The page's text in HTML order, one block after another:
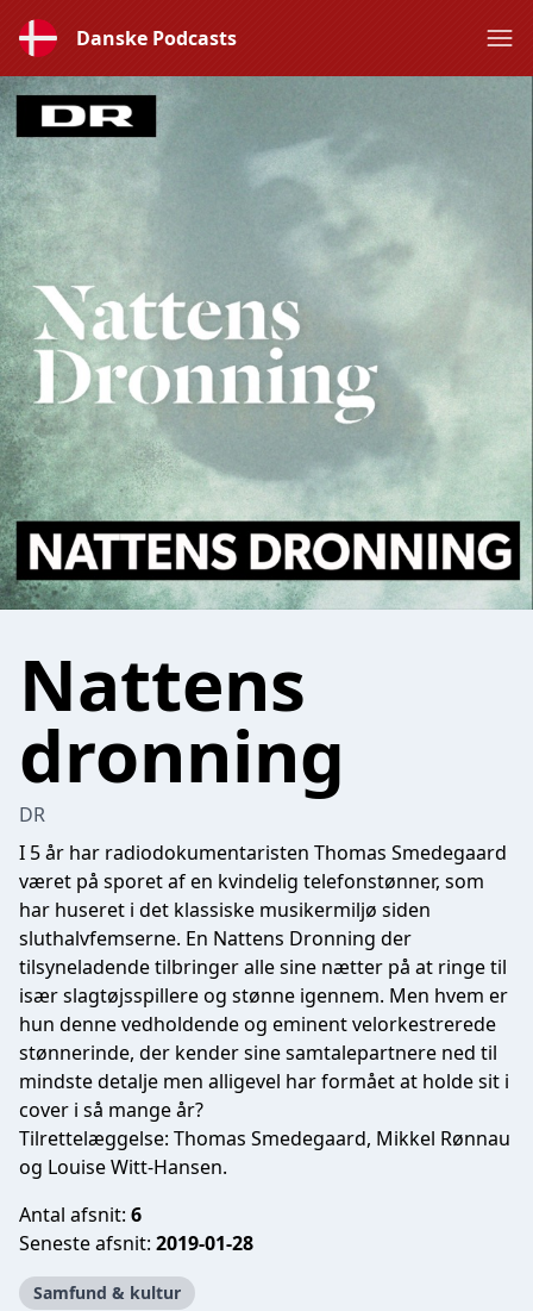
Danske Podcasts
Nattens
dronning
DR
I 5 år har radiodokumentaristen Thomas Smedegaard
været på sporet af en kvindelig telefonstønner, som
har huseret i det klassiske musikermiljø siden
sluthalvfemserne. En Nattens Dronning der
tilsyneladende tilbringer alle sine nætter på at ringe til
især slagtøjsspillere og stønne igennem. Men hvem er
hun denne vedholdende og eminent velorkestrerede
stønnerinde, der kender sine samtalepartnere ned til
mindste detalje men alligevel har formået at holde sit i
cover i så mange år?
Tilrettelæggelse: Thomas Smedegaard, Mikkel Rønnau
og Louise Witt-Hansen.
Antal afsnit: 6
Seneste afsnit: 2019-01-28
Samfund & kultur